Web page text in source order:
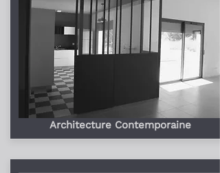
Architecture Contemporaine